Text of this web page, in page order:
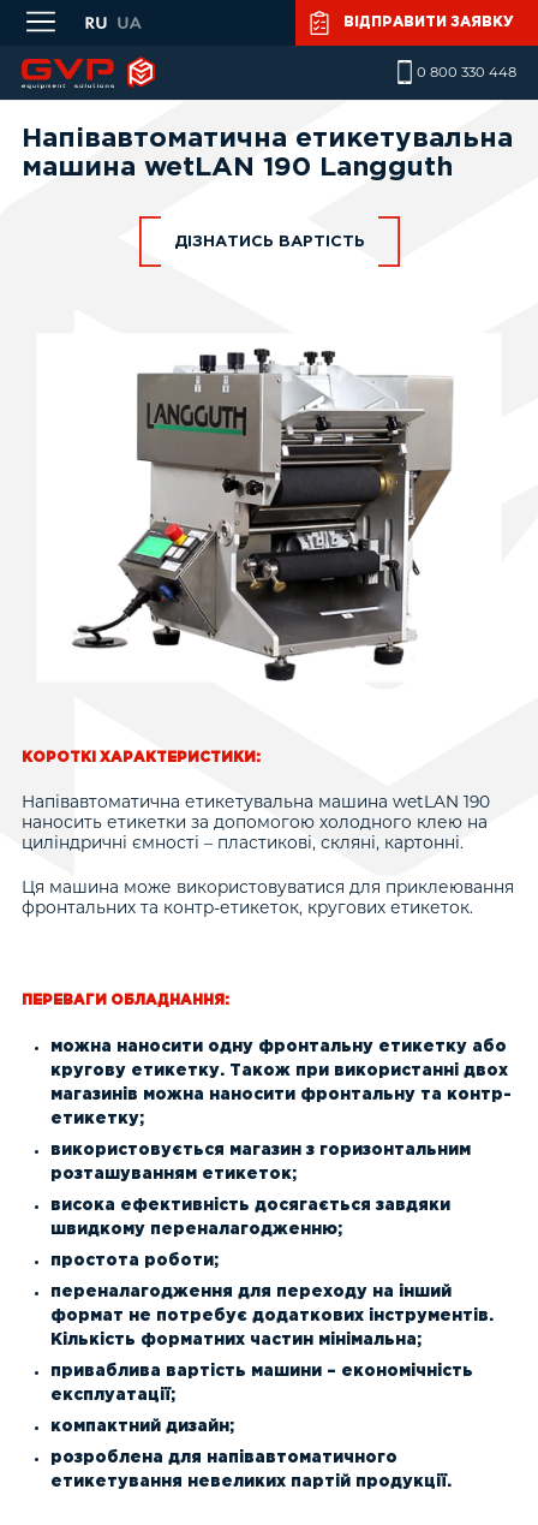
Skip to main content
ВІДПРАВИТИ ЗАЯВКУ
0 800 330 448
Напівавтоматична етикетувальна
машина wetLAN 190 Langguth
ДІЗНАТИСЬ ВАРТІСТЬ
Телефон*
Повідомлення
Математичне питання (капча)*
7 + 5 =
Розв'яжіть цю просту задачку і введіть відповідь.
КОРОТКІ ХАРАКТЕРИСТИКИ:
Напівавтоматична етикетувальна машина wetLAN 190
наносить етикетки за допомогою холодного клею на
циліндричні ємності – пластикові, скляні, картонні.
Ця машина може використовуватися для приклеювання
фронтальних та контр-етикеток, кругових етикеток.
ПЕРЕВАГИ ОБЛАДНАННЯ:
можна наносити одну фронтальну етикетку або
кругову етикетку. Також при використанні двох
магазинів можна наносити фронтальну та контр-
етикетку;
використовується магазин з горизонтальним
розташуванням етикеток;
висока ефективність досягається завдяки
швидкому переналагодженню;
простота роботи;
переналагодження для переходу на інший
формат не потребує додаткових інструментів.
Кількість форматних частин мінімальна;
приваблива вартість машини – економічність
експлуатації;
компактний дизайн;
розроблена для напівавтоматичного
етикетування невеликих партій продукції.